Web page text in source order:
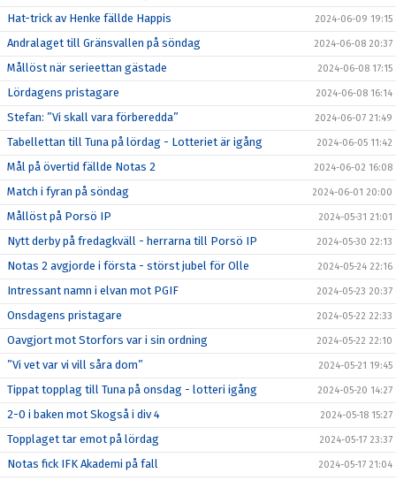
Hat-trick av Henke fällde Happis 2024-06-09 19:15
Andralaget till Gränsvallen på söndag 2024-06-08 20:37
Mållöst när serieettan gästade 2024-06-08 17:15
Lördagens pristagare 2024-06-08 16:14
Stefan: ”Vi skall vara förberedda” 2024-06-07 21:49
Tabellettan till Tuna på lördag - Lotteriet är igång 2024-06-05 11:42
Mål på övertid fällde Notas 2 2024-06-02 16:08
Match i fyran på söndag 2024-06-01 20:00
Mållöst på Porsö IP 2024-05-31 21:01
Nytt derby på fredagkväll - herrarna till Porsö IP 2024-05-30 22:13
Notas 2 avgjorde i första - störst jubel för Olle 2024-05-24 22:16
Intressant namn i elvan mot PGIF 2024-05-23 20:37
Onsdagens pristagare 2024-05-22 22:33
Oavgjort mot Storfors var i sin ordning 2024-05-22 22:10
”Vi vet var vi vill såra dom” 2024-05-21 19:45
Tippat topplag till Tuna på onsdag - lotteri igång 2024-05-20 14:27
2-0 i baken mot Skogså i div 4 2024-05-18 15:27
Topplaget tar emot på lördag 2024-05-17 23:37
Notas fick IFK Akademi på fall 2024-05-17 21:04